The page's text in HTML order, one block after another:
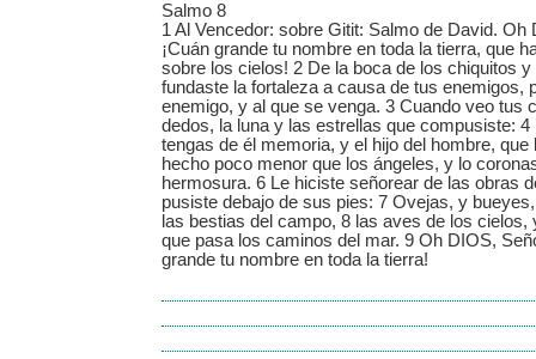
Salmo 8
1 Al Vencedor: sobre Gitit: Salmo de David. Oh
¡Cuán grande tu nombre en toda la tierra, que
sobre los cielos! 2 De la boca de los chiquitos
fundaste la fortaleza a causa de tus enemigos,
enemigo, y al que se venga. 3 Cuando veo tus
dedos, la luna y las estrellas que compusiste:
tengas de él memoria, y el hijo del hombre,
hecho poco menor que los ángeles, y lo
hermosura. 6 Le hiciste señorear de las obras
pusiste debajo de sus pies: 7 Ovejas, y
las bestias del campo, 8 las aves de los cielos,
que pasa los caminos del mar. 9 Oh DIOS,
grande tu nombre en toda la tierra!